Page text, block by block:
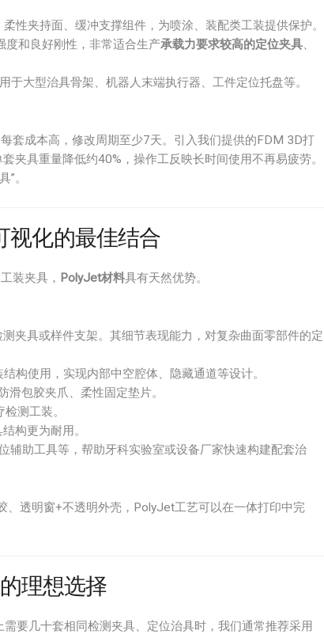
性夹持面、缓冲支撑组件，为喷涂、装配类工装提供保护。
度和良好刚性，非常适合生产承载力要求较高的定位夹具、
于大型治具骨架、机器人末端执行器、工件定位托盘等。
套成本高，修改周期至少7天。引入我们提供的FDM 3D打
夹具重量降低约40%，操作工反映长时间使用不再易疲劳。
。
视化的最佳结合
装夹具， PolyJet材料具有天然优势。
夹具或样件支架。其细节表现能力，对复杂曲面零部件的定
构使用，实现内部中空腔体、隐藏通道等设计。
滑包胶夹爪、柔性固定垫片。
测工装。
构更为耐用。
辅助工具等，帮助牙科实验室或设备厂家快速构建配套治
、透明窗+不透明外壳，PolyJet工艺可以在一体打印中完
理想选择
要几十套相同检测夹具、定位治具时，我们通常推荐采用